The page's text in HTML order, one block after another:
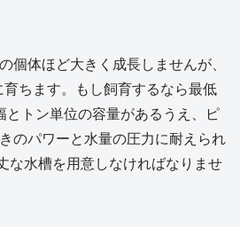
個体ほど大きく成長しませんが、
ちます。もし飼育するなら最低
とトン単位の容量があるうえ、ピ
のパワーと水量の圧力に耐えられ
な水槽を用意しなければなりませ